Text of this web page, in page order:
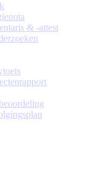
& -attest